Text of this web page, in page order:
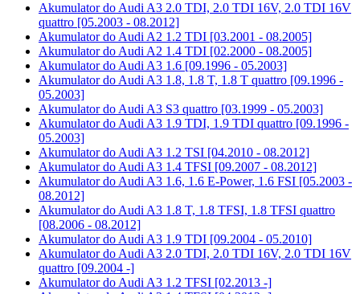
Akumulator do Audi A3 2.0 TDI, 2.0 TDI 16V, 2.0 TDI 16V
quattro [05.2003 - 08.2012]
Akumulator do Audi A2 1.2 TDI [03.2001 - 08.2005]
Akumulator do Audi A2 1.4 TDI [02.2000 - 08.2005]
Akumulator do Audi A3 1.6 [09.1996 - 05.2003]
Akumulator do Audi A3 1.8, 1.8 T, 1.8 T quattro [09.1996 -
05.2003]
Akumulator do Audi A3 S3 quattro [03.1999 - 05.2003]
Akumulator do Audi A3 1.9 TDI, 1.9 TDI quattro [09.1996 -
05.2003]
Akumulator do Audi A3 1.2 TSI [04.2010 - 08.2012]
Akumulator do Audi A3 1.4 TFSI [09.2007 - 08.2012]
Akumulator do Audi A3 1.6, 1.6 E-Power, 1.6 FSI [05.2003 -
08.2012]
Akumulator do Audi A3 1.8 T, 1.8 TFSI, 1.8 TFSI quattro
[08.2006 - 08.2012]
Akumulator do Audi A3 1.9 TDI [09.2004 - 05.2010]
Akumulator do Audi A3 2.0 TDI, 2.0 TDI 16V, 2.0 TDI 16V
quattro [09.2004 -]
Akumulator do Audi A3 1.2 TFSI [02.2013 -]